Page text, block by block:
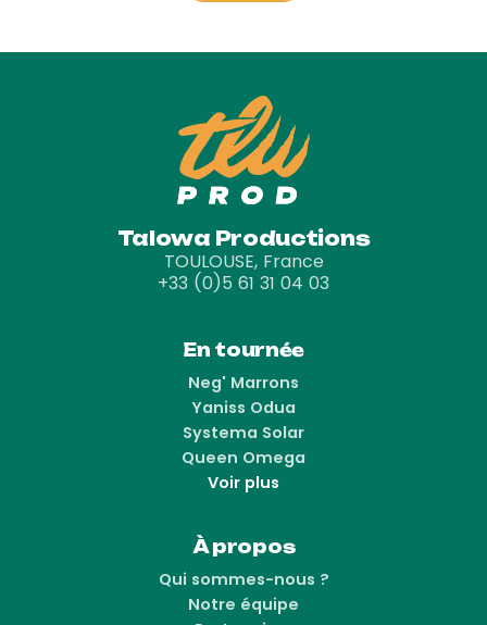
Talowa Productions
TOULOUSE, France
+33 (0)5 61 31 04 03
En tournée
Neg' Marrons
Yaniss Odua
Systema Solar
Queen Omega
Voir plus
À propos
Qui sommes-nous ?
Notre équipe